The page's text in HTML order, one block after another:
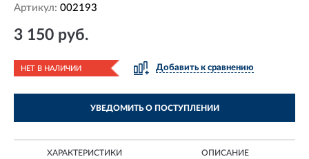
Артикул: 002193
3 150 руб.
НЕТ В НАЛИЧИИ Добавить к сравнению
УВЕДОМИТЬ О ПОСТУПЛЕНИИ
ХАРАКТЕРИСТИКИ ОПИСАНИЕ